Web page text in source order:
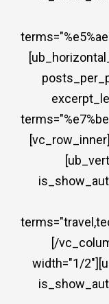
[/
width="1/